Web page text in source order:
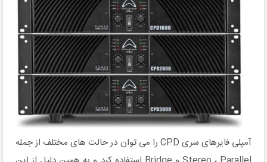
آمپلی فایرهای سری CPD را می توان در حالت های مختلف از جمله